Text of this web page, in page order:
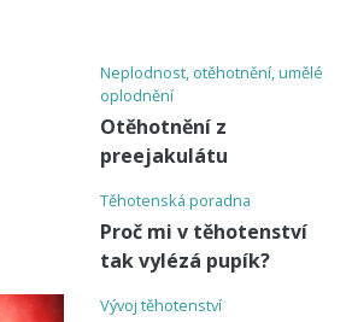
Neplodnost, otěhotnění, umělé
oplodnění
Otěhotnění z
preejakulátu
Těhotenská poradna
Proč mi v těhotenství
tak vylézá pupík?
Vývoj těhotenství